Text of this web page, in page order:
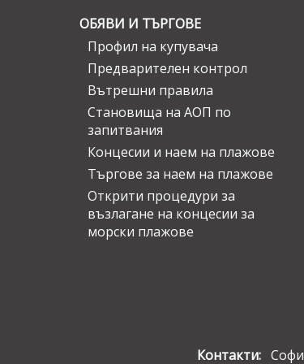
ОБЯВИ И ТЪРГОВЕ
Профил на купувача
Предварителен контрол
Вътрешни правила
Становища на АОП по
запитвания
Концесии и наем на плажове
Търгове за наем на плажове
Открити процедури за
възлагане на концесии за
морски плажове
Контакти:София